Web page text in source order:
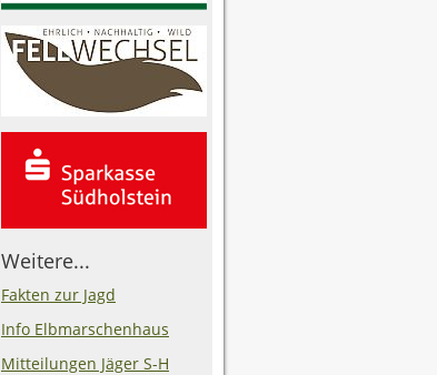
Weitere...
Fakten zur Jagd
Info Elbmarschenhaus
Mitteilungen Jäger S-H